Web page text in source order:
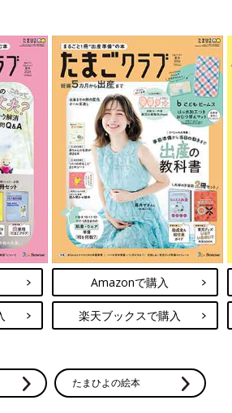
につく位置で立つ。足は腰幅程度に開
うに注意しながら、ゆっくりひじを曲げ
Amazonで購入
楽天ブックスで購入
たまひよの絵本